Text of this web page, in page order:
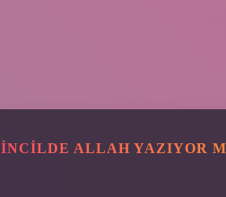
İNCILDE ALLAH YAZIYOR